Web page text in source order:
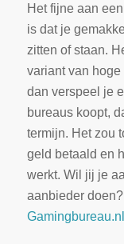
Het fijne aan
is dat je
zitten of staan.
variant van
dan verspeel je
bureaus koopt,
termijn. Het zou
geld betaald en
werkt. Wil jij je
aanbieder
Gamingbureau.nl